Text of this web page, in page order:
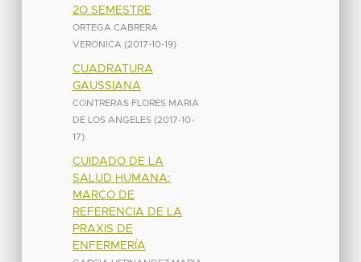
2O SEMESTRE
ORTEGA CABRERA
VERONICA (2017-10-19)
CUADRATURA
GAUSSIANA
CONTRERAS FLORES MARIA
DE LOS ANGELES (2017-10-
17)
CUIDADO DE LA
SALUD HUMANA:
MARCO DE
REFERENCIA DE LA
PRAXIS DE
ENFERMERÍA